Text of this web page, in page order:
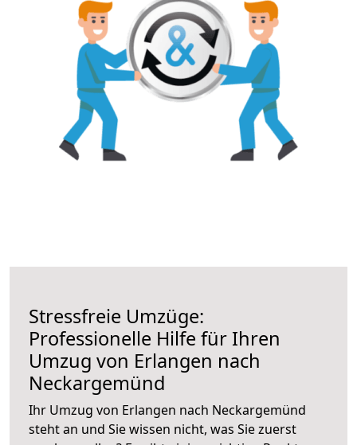
Stressfreie Umzüge:
Professionelle Hilfe für Ihren
Umzug von Erlangen nach
Neckargemünd
Ihr Umzug von Erlangen nach Neckargemünd
steht an und Sie wissen nicht, was Sie zuerst